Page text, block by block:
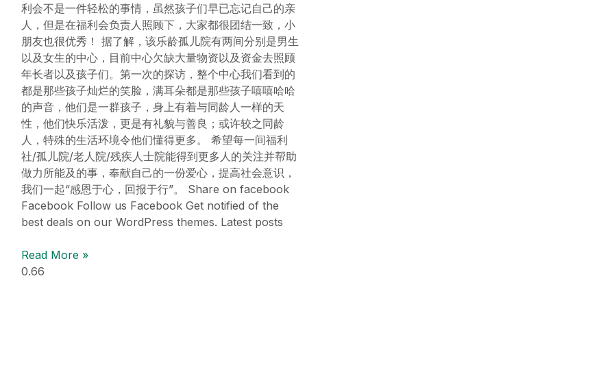
利会不是一件轻松的事情，虽然孩子们早已忘记自己的亲
人，但是在福利会负责人照顾下，大家都很团结一致，小
朋友也很优秀！ 据了解，该乐龄孤儿院有两间分别是男生
以及女生的中心，目前中心欠缺大量物资以及资金去照顾
年长者以及孩子们。第一次的探访，整个中心我们看到的
都是那些孩子灿烂的笑脸，满耳朵都是那些孩子嘻嘻哈哈
的声音，他们是一群孩子，身上有着与同龄人一样的天
性，他们快乐活泼，更是有礼貌与善良；或许较之同龄
人，特殊的生活环境令他们懂得更多。 希望每一间福利
社/孤儿院/老人院/残疾人士院能得到更多人的关注并帮助
做力所能及的事，奉献自己的一份爱心，提高社会意识，
我们一起“感恩于心，回报于行”。 Share on facebook
Facebook Follow us Facebook Get notified of the
best deals on our WordPress themes. Latest posts
Read More »